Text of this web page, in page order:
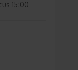
15:00